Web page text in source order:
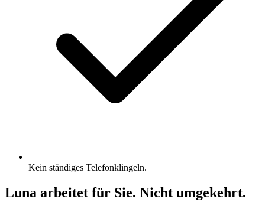
Kein ständiges Telefonklingeln.
Luna arbeitet für Sie. Nicht umgekehrt.